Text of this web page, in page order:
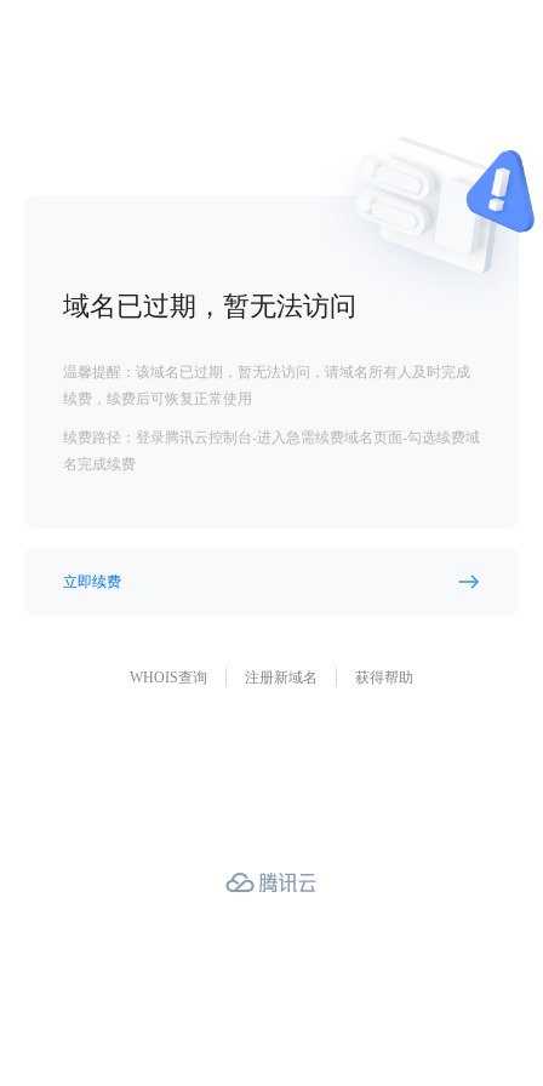
域名已过期，暂无法访问
温馨提醒：该域名已过期，暂无法访问，请域名所有人及时完成
续费，续费后可恢复正常使用
续费路径：登录腾讯云控制台-进入急需续费域名页面-勾选续费域
名完成续费
立即续费
WHOIS查询 注册新域名 获得帮助